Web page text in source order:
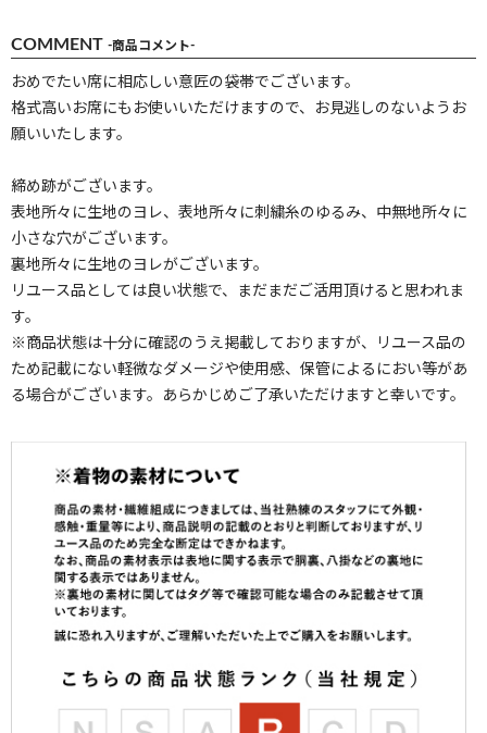
COMMENT -商品コメント-
おめでたい席に相応しい意匠の袋帯でございます。
格式高いお席にもお使いいただけますので、お見逃しのないようお
願いいたします。
締め跡がございます。
表地所々に生地のヨレ、表地所々に刺繍糸のゆるみ、中無地所々に
小さな穴がございます。
裏地所々に生地のヨレがございます。
リユース品としては良い状態で、まだまだご活用頂けると思われま
す。
※商品状態は十分に確認のうえ掲載しておりますが、リユース品の
ため記載にない軽微なダメージや使用感、保管によるにおい等があ
る場合がございます。あらかじめご了承いただけますと幸いです。